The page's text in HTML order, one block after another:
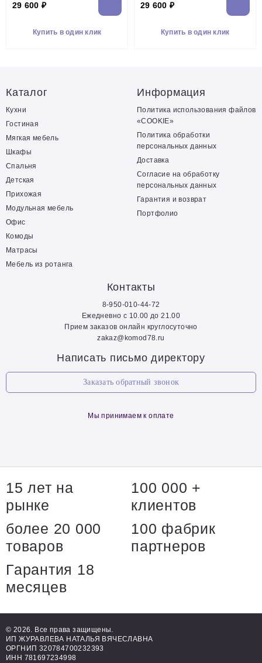
29 600 ₽
Купить в один клик
29 600 ₽
Купить в один клик
Каталог
Кухни
Гостиная
Мягкая мебель
Шкафы
Спальня
Детская
Прихожая
Модульная мебель
Офис
Комоды
Матрасы
Мебель из ротанга
Информация
Политика использования файлов
«COOKIE»
Политика обработки
персональных данных
Доставка
Согласие на обработку
персональных данных
Гарантия и возврат
Портфолио
Контакты
8-950-010-44-72
Ежедневно с 10.00 до 21.00
Прием заказов онлайн круглосуточно
zakaz@komod78.ru
Написать письмо директору
Заказать обратный звонок
Мы принимаем к оплате
15 лет на
рынке
100 000 +
клиентов
более 20 000
товаров
100 фабрик
партнеров
Гарантия 18
месяцев
© 2026. Все права защищены.
ИП ЖУРАВЛЕВА НАТАЛЬЯ ВЯЧЕСЛАВНА
ОРГНИП 320784700232393
ИНН 781697234998